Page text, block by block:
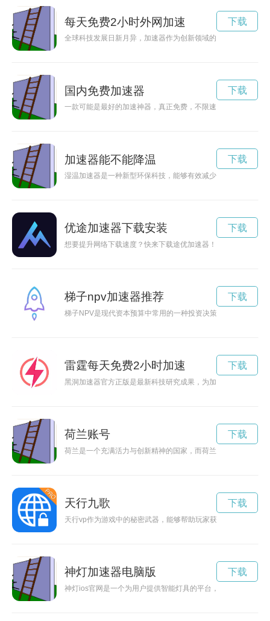
每天免费2小时外网加速
全球科技发展日新月异，加速器作为创新领域的利器，正在成
下载
国内免费加速器
一款可能是最好的加速神器，真正免费，不限速，让你在海外畅
下载
加速器能不能降温
湿温加速器是一种新型环保科技，能够有效减少湿温排放物对
下载
优途加速器下载安装
想要提升网络下载速度？快来下载途优加速器！让您的网络畅
下载
梯子npv加速器推荐
梯子NPV是现代资本预算中常用的一种投资决策工具，通过评
下载
雷霆每天免费2小时加速
黑洞加速器官方正版是最新科技研究成果，为加速研究黑洞提供
下载
荷兰账号
荷兰是一个充满活力与创新精神的国家，而荷兰服下加速器正
下载
天行九歌
天行vp作为游戏中的秘密武器，能够帮助玩家获得胜利，在竞
下载
神灯加速器电脑版
神灯ios官网是一个为用户提供智能灯具的平台，通过手机App
下载